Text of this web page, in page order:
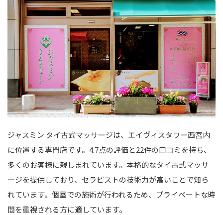
ジャスミン タイ古式マッサージは、エイヴィスタワー西宮内
に位置する専門店です。4.7点の評価と22件の口コミを持ち、
多くのお客様に親しまれています。本格的なタイ古式マッサ
ージを提供しており、セラピストの技術力が高いことで知ら
れています。個室での施術が行われるため、プライベートな時
間を重視される方に適しています。